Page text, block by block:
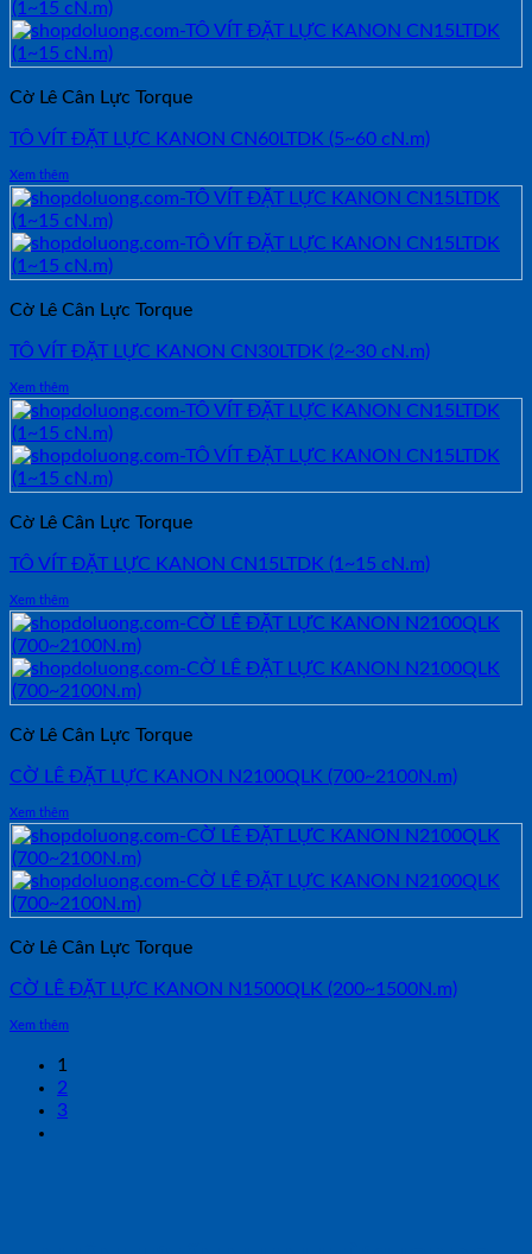
Cờ Lê Cân Lực Torque
TÔ VÍT ĐẶT LỰC KANON CN60LTDK (5~60 cN.m)
Xem thêm
Cờ Lê Cân Lực Torque
TÔ VÍT ĐẶT LỰC KANON CN30LTDK (2~30 cN.m)
Xem thêm
Cờ Lê Cân Lực Torque
TÔ VÍT ĐẶT LỰC KANON CN15LTDK (1~15 cN.m)
Xem thêm
Cờ Lê Cân Lực Torque
CỜ LÊ ĐẶT LỰC KANON N2100QLK (700~2100N.m)
Xem thêm
Cờ Lê Cân Lực Torque
CỜ LÊ ĐẶT LỰC KANON N1500QLK (200~1500N.m)
Xem thêm
1
2
3